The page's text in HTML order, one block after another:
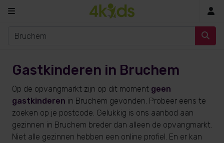
Gastkinderen in Bruchem
Op de opvangmarkt zijn op dit moment geen
gastkinderen in Bruchem gevonden. Probeer eens te
zoeken op je postcode. Gelukkig is ons aanbod aan
gezinnen in Bruchem breder dan alleen de opvangmarkt.
Niet alle gezinnen hebben een online profiel. En er kan